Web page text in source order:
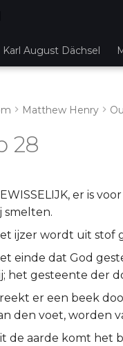
Karl August Dächsel
Matthew Henry
28
er is
smelten.
ijzer wordt uit stof
einde dat God
het gesteente der
er een beek
den voet, worden
de aarde komt het